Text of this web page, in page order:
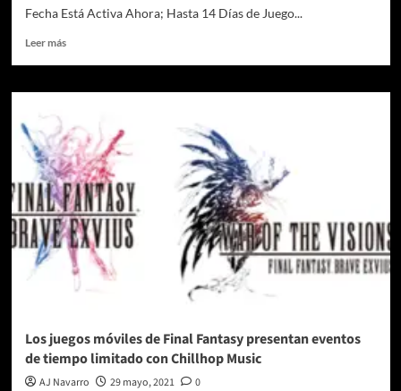
Fecha Está Activa Ahora; Hasta 14 Días de Juego...
Leer másLeer
El
oficial
de
Final
Fantasy
XIV:
Endwalker
es
lanzado
junto
desarrollo
del
próximo
Los juegos móviles de Final Fantasy presentan eventos
de tiempo limitado con Chillhop Music
AJ Navarro 29 mayo, 2021
0